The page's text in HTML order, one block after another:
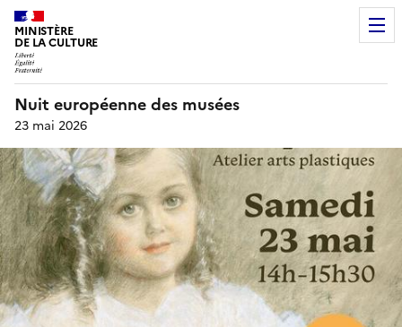
MINISTÈRE
DE LA CULTURE
Nuit européenne des musées
23 mai 2026